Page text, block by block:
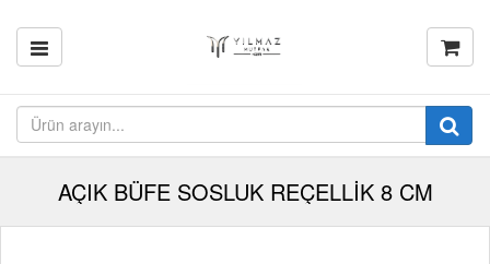
AÇIK BÜFE SOSLUK REÇELLİK 8 CM